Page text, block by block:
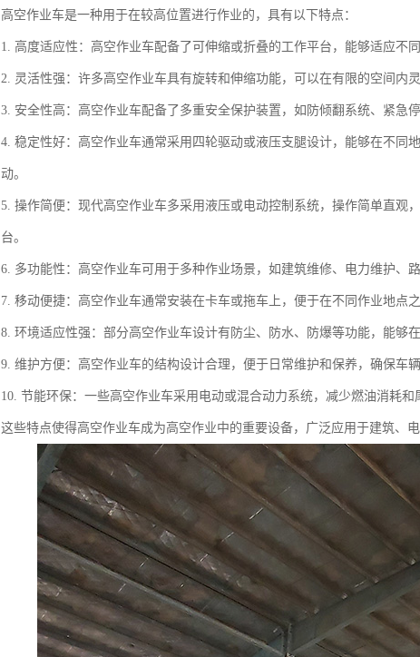
高空作业车是一种用于在较高位置进行作业的，具有以下特点：
1. 高度适应性：高空作业车配备了可伸缩或折叠的工作平台，能够适应不
2. 灵活性强：许多高空作业车具有旋转和伸缩功能，可以在有限的空间内
3. 安全性高：高空作业车配备了多重安全保护装置，如防倾翻系统、紧急
4. 稳定性好：高空作业车通常采用四轮驱动或液压支腿设计，能够在不同
动。
5. 操作简便：现代高空作业车多采用液压或电动控制系统，操作简单直观
台。
6. 多功能性：高空作业车可用于多种作业场景，如建筑维修、电力维护、
7. 移动便捷：高空作业车通常安装在卡车或拖车上，便于在不同作业地点
8. 环境适应性强：部分高空作业车设计有防尘、防水、防爆等功能，能够
9. 维护方便：高空作业车的结构设计合理，便于日常维护和保养，确保车辆
10. 节能环保：一些高空作业车采用电动或混合动力系统，减少燃油消耗和
这些特点使得高空作业车成为高空作业中的重要设备，广泛应用于建筑、